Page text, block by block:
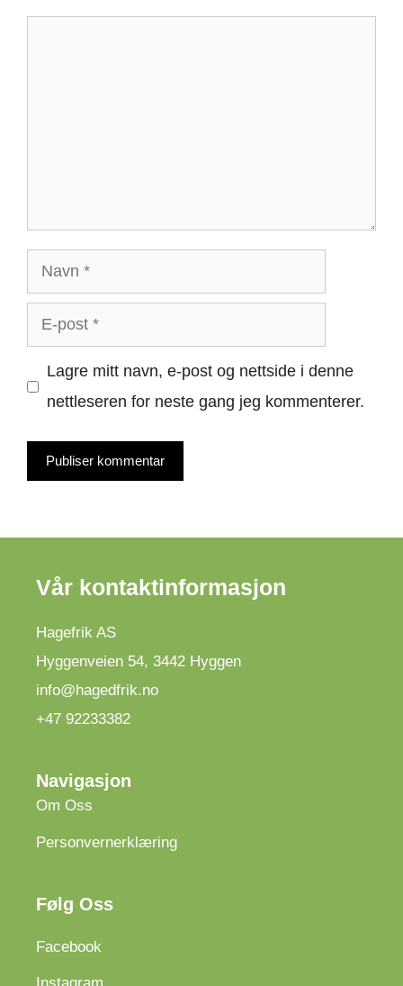
Navn
post
Lagre mitt navn, e-post og nettside i denne
nettleseren for neste gang jeg kommenterer.
Vår kontaktinformasjon
Hagefrik AS
Hyggenveien 54, 3442 Hyggen
info@hagedfrik.no
+47 92233382
Navigasjon
Om Oss
Personvernerklæring
Følg Oss
Facebook